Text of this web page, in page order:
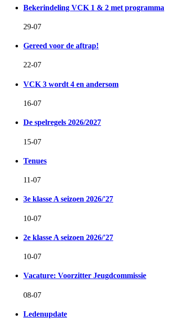
Bekerindeling VCK 1 & 2 met programma
29-07
Gereed voor de aftrap!
22-07
VCK 3 wordt 4 en andersom
16-07
De spelregels 2026/2027
15-07
Tenues
11-07
3e klasse A seizoen 2026/'27
10-07
2e klasse A seizoen 2026/'27
10-07
Vacature: Voorzitter Jeugdcommissie
08-07
Ledenupdate